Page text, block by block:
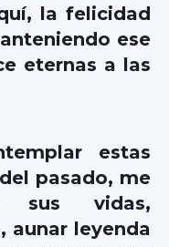
la felicidad
ese
eternas a las
estas
pasado, me
sus vidas,
aunar leyenda